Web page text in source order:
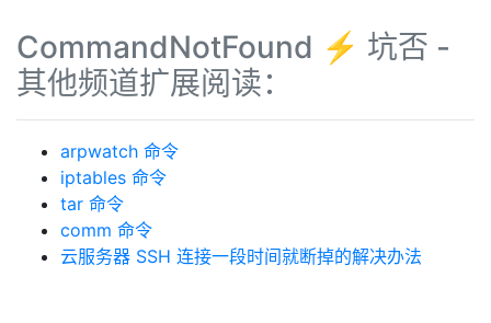
CommandNotFound ⚡️ 坑否 -
其他频道扩展阅读：
arpwatch 命令
iptables 命令
tar 命令
comm 命令
云服务器 SSH 连接一段时间就断掉的解决办法